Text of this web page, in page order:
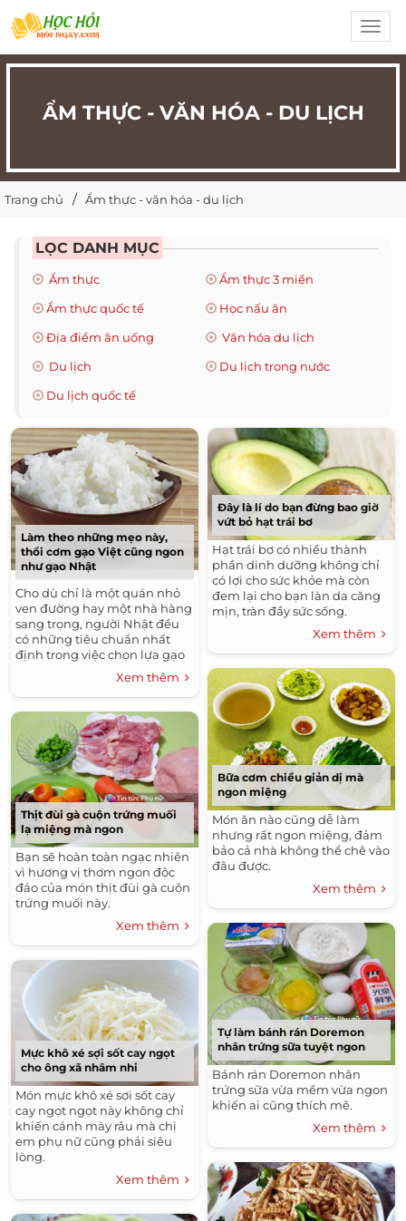
ẨM THỰC - VĂN HÓA - DU LỊCH
Trang chủ Ẩm thực - văn hóa - du lịch
LỌC DANH MỤC
Ẩm thực
Ẩm thực 3 miền
Ẩm thực quốc tế
Học nấu ăn
Địa điểm ăn uống
Văn hóa du lịch
Du lịch
Du lịch trong nước
Du lịch quốc tế
Làm theo những mẹo này,
thổi cơm gạo Việt cũng ngon
như gạo Nhật
Cho dù chỉ là một quán nhỏ
ven đường hay một nhà hàng
sang trọng, người Nhật đều
có những tiêu chuẩn nhất
định trong việc chọn lựa gạo
Xem thêm
Thịt đùi gà cuộn trứng muối
lạ miệng mà ngon
Bạn sẽ hoàn toàn ngạc nhiên
vì hương vị thơm ngon độc
đáo của món thịt đùi gà cuộn
trứng muối này.
Xem thêm
Mực khô xé sợi sốt cay ngọt
cho ông xã nhâm nhi
Món mực khô xé sợi sốt cay
cay ngọt ngọt này không chỉ
khiến cánh mày râu mà chị
em phụ nữ cũng phải siêu
lòng.
Xem thêm
Đây là lí do bạn đừng bao giờ
vứt bỏ hạt trái bơ
Hạt trái bơ có nhiều thành
phần dinh dưỡng không chỉ
có lợi cho sức khỏe mà còn
đem lại cho bạn làn da căng
mịn, tràn đầy sức sống.
Xem thêm
Bữa cơm chiều giản dị mà
ngon miệng
Món ăn nào cũng dễ làm
nhưng rất ngon miệng, đảm
bảo cả nhà không thể chê vào
đâu được.
Xem thêm
Tự làm bánh rán Doremon
nhân trứng sữa tuyệt ngon
Bánh rán Doremon nhân
trứng sữa vừa mềm vừa ngon
khiến ai cũng thích mê.
Xem thêm